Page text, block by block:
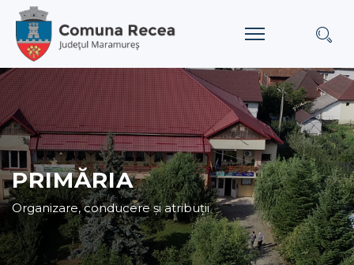
PRIMĂRIA
Organizare, conducere și atribuții